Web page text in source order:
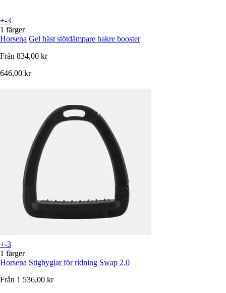
+-3
1 färger
Horsena Gel häst stötdämpare bakre booster
Från 834,00 kr
646,00 kr
+-3
1 färger
Horsena Stigbyglar för ridning Swap 2.0
Från 1 536,00 kr